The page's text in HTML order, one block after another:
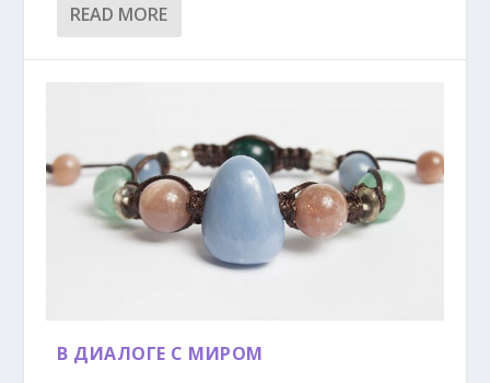
READ MORE
В ДИАЛОГЕ С МИРОМ